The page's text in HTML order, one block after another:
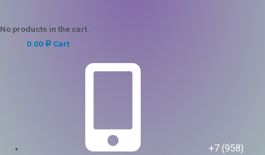
No products in the cart.
0.00 Р Cart
+7 (958)